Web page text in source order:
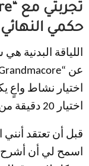
حكمي
اللياقة البدنية
اختيار نشاط واعٍ
اختيار 20 دقيقة من الحركة البديهية.
قبل أن تعتقد
اسمح لي أن